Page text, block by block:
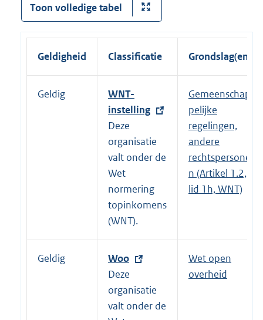
Toon volledige tabel
Geldigheid Classificatie Grondslag(en)
Geldig
E
x
t
e
r
n
e
l
i
n
k
:
WNT-
instelling
Deze
organisatie
valt onder de
Wet
normering
topinkomens
(WNT).
Gemeenschap
pelijke
regelingen,
andere
rechtspersone
n (Artikel 1.2,
lid 1h, WNT)
Geldig
E
x
t
e
Woo
Deze
organisatie
valt onder de
Wet open
overheid